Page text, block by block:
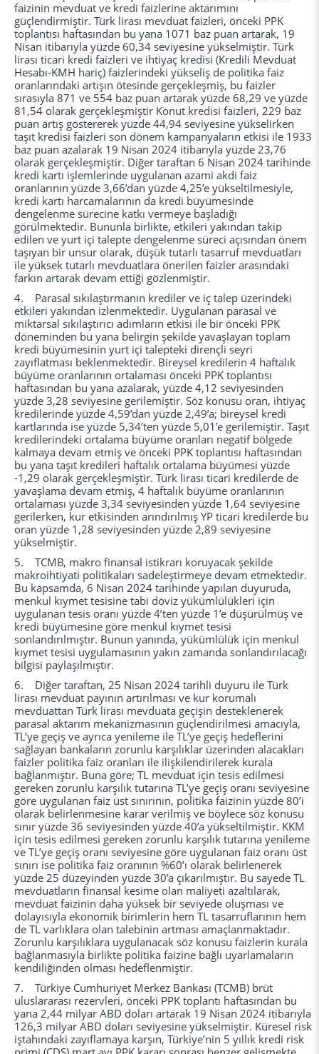
faizinin mevduat ve kredi faizlerine aktarımını
güçlendirmiştir. Türk lirası mevduat faizleri, önceki PPK
toplantısı haftasından bu yana 1071 baz puan artarak, 19
Nisan itibarıyla yüzde 60,34 seviyesine yükselmiştir. Türk
lirası ticari kredi faizleri ve ihtiyaç kredisi (Kredili Mevduat
Hesabı-KMH hariç) faizlerindeki yükseliş de politika faiz
oranlarındaki artışın ötesinde gerçekleşmiş, bu faizler
sırasıyla 871 ve 554 baz puan artarak yüzde 68,29 ve yüzde
81,54 olarak gerçekleşmiştir Konut kredisi faizleri, 229 baz
puan artış göstererek yüzde 44,94 seviyesine yükselirken
taşıt kredisi faizleri son dönem kampanyaların etkisi ile 1933
baz puan azalarak 19 Nisan 2024 itibarıyla yüzde 23,76
olarak gerçekleşmiştir. Diğer taraftan 6 Nisan 2024 tarihinde
kredi kartı işlemlerinde uygulanan azami akdi faiz
oranlarının yüzde 3,66’dan yüzde 4,25’e yükseltilmesiyle,
kredi kartı harcamalarının da kredi büyümesinde
dengelenme sürecine katkı vermeye başladığı
görülmektedir. Bununla birlikte, etkileri yakından takip
edilen ve yurt içi talepte dengelenme süreci açısından önem
taşıyan bir unsur olarak, düşük tutarlı tasarruf mevduatları
ile yüksek tutarlı mevduatlara önerilen faizler arasındaki
farkın artarak devam ettiği gözlenmiştir.
4. Parasal sıkılaştırmanın krediler ve iç talep üzerindeki
etkileri yakından izlenmektedir. Uygulanan parasal ve
miktarsal sıkılaştırıcı adımların etkisi ile bir önceki PPK
döneminden bu yana belirgin şekilde yavaşlayan toplam
kredi büyümesinin yurt içi talepteki dirençli seyri
zayıflatması beklenmektedir. Bireysel kredilerin 4 haftalık
büyüme oranlarının ortalaması önceki PPK toplantısı
haftasından bu yana azalarak, yüzde 4,12 seviyesinden
yüzde 3,28 seviyesine gerilemiştir. Söz konusu oran, ihtiyaç
kredilerinde yüzde 4,59’dan yüzde 2,49’a; bireysel kredi
kartlarında ise yüzde 5,34’ten yüzde 5,01’e gerilemiştir. Taşıt
kredilerindeki ortalama büyüme oranları negatif bölgede
kalmaya devam etmiş ve önceki PPK toplantısı haftasından
bu yana taşıt kredileri haftalık ortalama büyümesi yüzde
-1,29 olarak gerçekleşmiştir. Türk lirası ticari kredilerde de
yavaşlama devam etmiş, 4 haftalık büyüme oranlarının
ortalaması yüzde 3,34 seviyesinden yüzde 1,64 seviyesine
gerilerken, kur etkisinden arındırılmış YP ticari kredilerde bu
oran yüzde 1,28 seviyesinden yüzde 2,89 seviyesine
yükselmiştir.
5. TCMB, makro finansal istikrarı koruyacak şekilde
makroihtiyati politikaları sadeleştirmeye devam etmektedir.
Bu kapsamda, 6 Nisan 2024 tarihinde yapılan duyuruda,
menkul kıymet tesisine tabi döviz yükümlülükleri için
uygulanan tesis oranı yüzde 4’ten yüzde 1’e düşürülmüş ve
kredi büyümesine göre menkul kıymet tesisi
sonlandırılmıştır. Bunun yanında, yükümlülük için menkul
kıymet tesisi uygulamasının yakın zamanda sonlandırılacağı
bilgisi paylaşılmıştır.
6. Diğer taraftan, 25 Nisan 2024 tarihli duyuru ile Türk
lirası mevduat payının artırılması ve kur korumalı
mevduattan Türk lirası mevduata geçişin desteklenerek
parasal aktarım mekanizmasının güçlendirilmesi amacıyla,
TL’ye geçiş ve ayrıca yenileme ile TL’ye geçiş hedeflerini
sağlayan bankaların zorunlu karşılıklar üzerinden alacakları
faizler politika faiz oranları ile ilişkilendirilerek kurala
bağlanmıştır. Buna göre; TL mevduat için tesis edilmesi
gereken zorunlu karşılık tutarına TL’ye geçiş oranı seviyesine
göre uygulanan faiz üst sınırının, politika faizinin yüzde 80’i
olarak belirlenmesine karar verilmiş ve böylece söz konusu
sınır yüzde 36 seviyesinden yüzde 40’a yükseltilmiştir. KKM
için tesis edilmesi gereken zorunlu karşılık tutarına yenileme
ve TL’ye geçiş oranı seviyesine göre uygulanan faiz oranı üst
sınırı ise politika faiz oranının %60’ı olarak belirlenerek
yüzde 25 düzeyinden yüzde 30’a çıkarılmıştır. Bu sayede TL
mevduatların finansal kesime olan maliyeti azaltılarak,
mevduat faizinin daha yüksek bir seviyede oluşması ve
dolayısıyla ekonomik birimlerin hem TL tasarruflarının hem
de TL varlıklara olan talebinin artması amaçlanmaktadır.
Zorunlu karşılıklara uygulanacak söz konusu faizlerin kurala
bağlanmasıyla birlikte politika faizine bağlı uyarlamaların
kendiliğinden olması hedeflenmiştir.
7. Türkiye Cumhuriyet Merkez Bankası (TCMB) brüt
uluslararası rezervleri, önceki PPK toplantı haftasından bu
yana 2,44 milyar ABD doları artarak 19 Nisan 2024 itibarıyla
126,3 milyar ABD doları seviyesine yükselmiştir. Küresel risk
iştahındaki zayıflamaya karşın, Türkiye’nin 5 yıllık kredi risk